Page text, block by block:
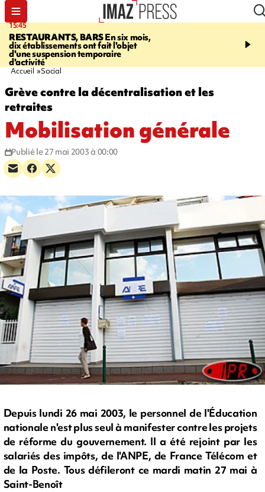
15:45
RESTAURANTS, BARSEn six mois,
dix établissements ont fait l'objet
d'une suspension temporaire
d'activité
17:17
Angeles, un homme vit
Accueil Social
Grève contre la décentralisation et les
retraites
Mobilisation générale
Publié le 27 mai 2003 à 00:00
Depuis lundi 26 mai 2003, le personnel de l'Éducation
nationale n'est plus seul à manifester contre les projets
de réforme du gouvernement. Il a été rejoint par les
salariés des impôts, de l'ANPE, de France Télécom et
de la Poste. Tous défileront ce mardi matin 27 mai à
Saint-Benoît